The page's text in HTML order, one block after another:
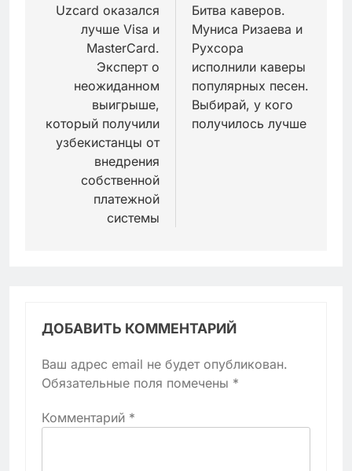
по
записям
Uzcard оказался
лучше Visa и
MasterCard.
Эксперт о
неожиданном
выигрыше,
который получили
узбекистанцы от
внедрения
собственной
платежной
системы
Битва каверов.
Муниса Ризаева и
Рухсора
исполнили каверы
популярных песен.
Выбирай, у кого
получилось лучше
ДОБАВИТЬ КОММЕНТАРИЙ
Ваш адрес email не будет опубликован.
Обязательные поля помечены *
Комментарий *